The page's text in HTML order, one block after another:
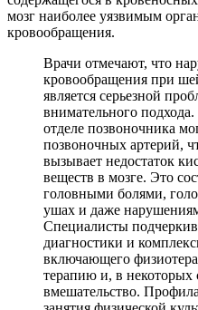
мозг наиболее уязвимым
кровообращения.
Врачи отмечают, что
кровообращения при
является серьезной
внимательного
отделе позвоночника
позвоночных артерий,
вызывает недостаток
веществ в мозге. Это
головными болями,
ушах и даже
Специалисты
диагностики и
включающего
терапию и, в некоторых
вмешательство.